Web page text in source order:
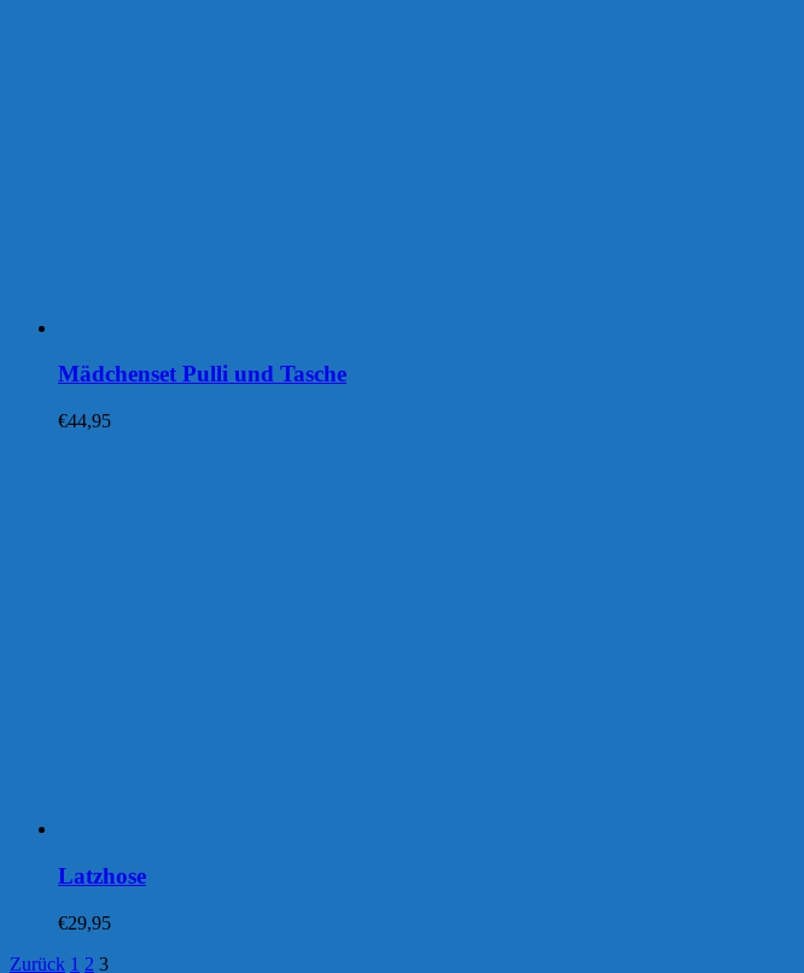
Mädchenset Pulli und Tasche
€44,95
Latzhose
€29,95
Zurück 1 2 3